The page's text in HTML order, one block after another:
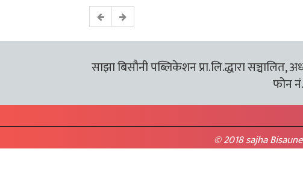
साझा बिसौनी पब्लिकेशन प्रा.लि.द्धारा सञ्चालित,
फोन
© 2018 sajha